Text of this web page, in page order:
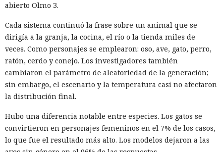
abierto Olmo 3.
Cada sistema continuó la frase sobre un animal que se
dirigía a la granja, la cocina, el río o la tienda miles de
veces. Como personajes se emplearon: oso, ave, gato, perro,
ratón, cerdo y conejo. Los investigadores también
cambiaron el parámetro de aleatoriedad de la generación;
sin embargo, el escenario y la temperatura casi no afectaron
la distribución final.
Hubo una diferencia notable entre especies. Los gatos se
convirtieron en personajes femeninos en el 7% de los casos,
lo que fue el resultado más alto. Los modelos dejaron a las